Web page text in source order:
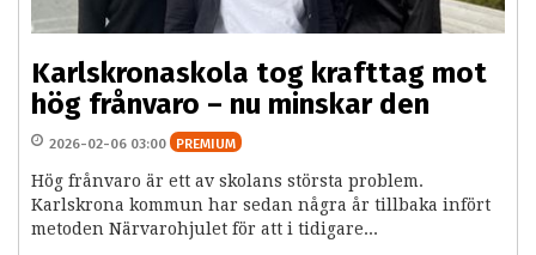
Karlskronaskola tog krafttag mot
hög frånvaro – nu minskar den
2026-02-06 03:00 PREMIUM
Hög frånvaro är ett av skolans största problem.
Karlskrona kommun har sedan några år tillbaka infört
metoden Närvarohjulet för att i tidigare...